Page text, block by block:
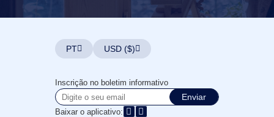
PT USD ($)
Inscrição no boletim informativo
Enviar
Baixar o aplicativo: